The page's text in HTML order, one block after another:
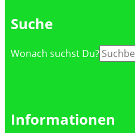
Suche
Suche
Wonach suchst Du?
Informationen